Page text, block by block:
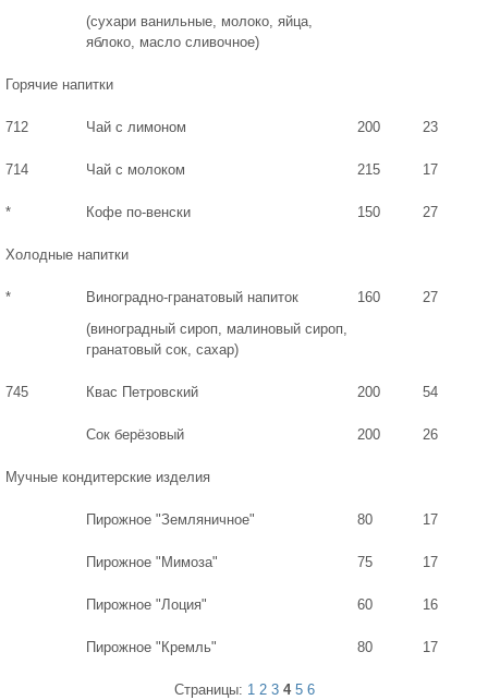
(сухари ванильные, молоко, яйца,
яблоко, масло сливочное)
Горячие напитки
712 Чай с лимоном 200 23
714 Чай с молоком 215 17
* Кофе по-венски 150 27
Холодные напитки
*
Виноградно-гранатовый напиток
(виноградный сироп, малиновый сироп,
гранатовый сок, сахар)
160 27
745 Квас Петровский 200 54
Сок берёзовый 200 26
Мучные кондитерские изделия
Пирожное "Земляничное" 80 17
Пирожное "Мимоза" 75 17
Пирожное "Лоция" 60 16
Пирожное "Кремль" 80 17
Страницы: 1 2 3 4 5 6